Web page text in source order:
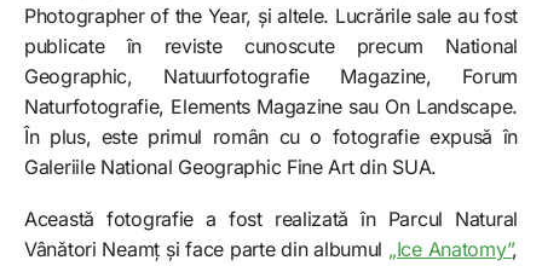
Photographer of the Year, și altele. Lucrările sale au fost
publicate în reviste cunoscute precum National
Geographic, Natuurfotografie Magazine, Forum
Naturfotografie, Elements Magazine sau On Landscape.
În plus, este primul român cu o fotografie expusă în
Galeriile National Geographic Fine Art din SUA.
Această fotografie a fost realizată în Parcul Natural
Vânători Neamț și face parte din albumul „Ice Anatomy”,